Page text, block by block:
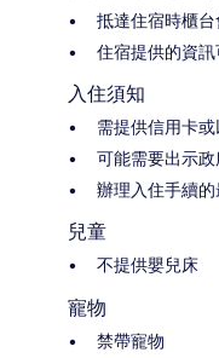
抵達住宿時櫃
住宿提供的資
入住須知
需提供信用卡
可能需要出示
辦理入住手續
兒童
不提供嬰兒床
寵物
禁帶寵物